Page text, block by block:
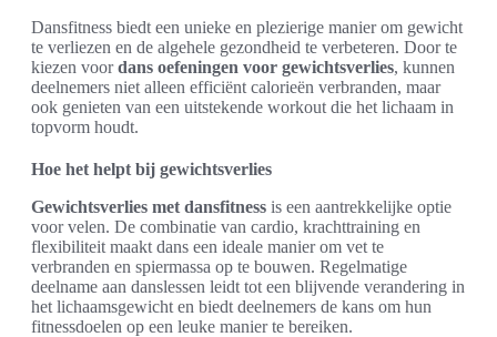
Dansfitness biedt een unieke en plezierige manier om gewicht
te verliezen en de algehele gezondheid te verbeteren. Door te
kiezen voordans oefeningen voor gewichtsverlies, kunnen
deelnemers niet alleen efficiënt calorieën verbranden, maar
ook genieten van een uitstekende workout die het lichaam in
topvorm houdt.
Hoe het helpt bij gewichtsverlies
Gewichtsverlies met dansfitness is een aantrekkelijke optie
voor velen. De combinatie van cardio, krachttraining en
flexibiliteit maakt dans een ideale manier om vet te
verbranden en spiermassa op te bouwen. Regelmatige
deelname aan danslessen leidt tot een blijvende verandering in
het lichaamsgewicht en biedt deelnemers de kans om hun
fitnessdoelen op een leuke manier te bereiken.